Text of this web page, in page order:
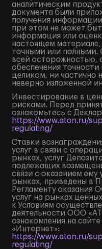
аналитическим
документа были
получения
при этом не может
информация или
настоящем
точными или полными.
всей осторожностью,
обеспечения
целиком, ни частично
неверно изложенной
Инвестирование в
рисками. Перед
ознакомьтесь с
https://www.aton.ru/
regulating/
Ставки
услуг в связи с
рынках, услуг
подлежащих
связи с оказанием ему
рынках, приведены в
Регламенту
услуг на рынках
к Условиям
деятельности ООО
ознакомления на
«Интернет»:
https://www.aton.ru/
regulating/